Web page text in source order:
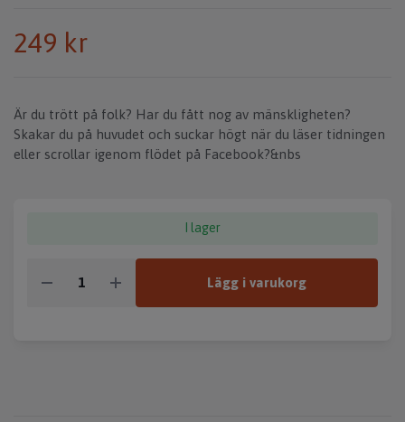
249 kr
Är du trött på folk? Har du fått nog av mänskligheten?
Skakar du på huvudet och suckar högt när du läser tidningen
eller scrollar igenom flödet på Facebook?&nbs
I lager
Lägg i varukorg